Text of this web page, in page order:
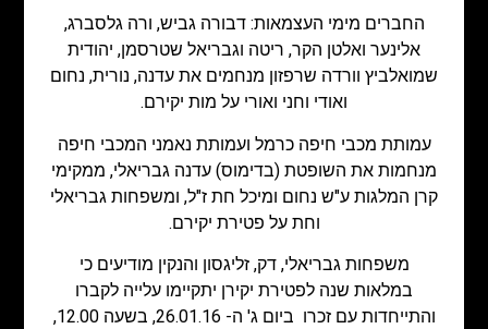
החברים מימי העצמאות: דבורה גביש, ורה גלסברג,
אלינער ואלטן הקר, ריטה וגבריאל שטרסמן, יהודית
שמואלביץ וורדה שרפזון מנחמים את עדנה, נורית, נחום
ואודי וחני ואורי על מות יקירם.
עמותת מכבי חיפה כרמל ועמותת נאמני המכבי חיפה
מנחמות את השופטת (בדימוס) עדנה גבריאלי, ממקימי
קרן המלגות ע"ש נחום ומיכל חת ז"ל, ומשפחות גבריאלי
וחת על פטירת יקירם.
משפחות גבריאלי, דק, זליגסון והנקין מודיעים כי
במלאות שנה לפטירת יקירן יתקיימו עלייה לקברו
והתייחדות עם זכרו ביום ג' ה- 26.01.16, בשעה 12.00,